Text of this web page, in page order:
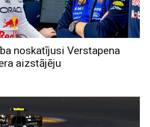
noskatījusi Verstapena
aizstājēju